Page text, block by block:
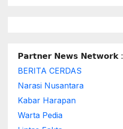
𝗣𝗮𝗿𝘁𝗻𝗲𝗿 𝗡𝗲𝘄𝘀 𝗡𝗲𝘁𝘄𝗼𝗿𝗸 :
BERITA CERDAS
Narasi Nusantara
Kabar Harapan
Warta Pedia